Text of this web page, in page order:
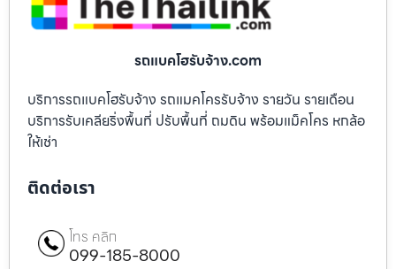
รถแบคโฮรับจ้าง.com
บริการรถแบคโฮรับจ้าง รถแมคโครรับจ้าง รายวัน รายเดือน
บริการรับเคลียริ่งพื้นที่ ปรับพื้นที่ ถมดิน พร้อมแม็คโคร หกล้อ
ให้เช่า
ติดต่อเรา
โทร คลิก
099-185-8000